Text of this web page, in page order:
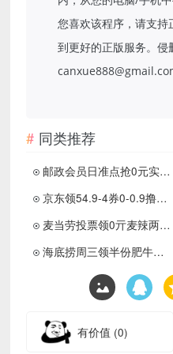
您喜欢该程序，请支
到更好的正版服务。侵
同类推荐
邮政会员日准点抢0元实物包邮
京东领54.9-4券0-0.9撸湿巾3包
麦当劳投票领0亓麦辣两件套
海底捞周三领半份肥牛兑换券
有价值 (0)